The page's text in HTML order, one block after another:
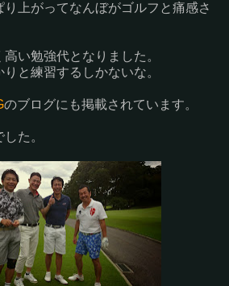
上がってなんぼがゴルフと痛感さ
い勉強代となりました。
と練習するしかないな。
のブログにも掲載されています。
た。